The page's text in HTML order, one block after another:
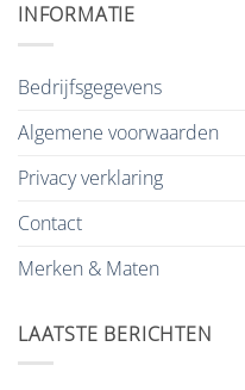
INFORMATIE
Bedrijfsgegevens
Algemene voorwaarden
Privacy verklaring
Contact
Merken & Maten
LAATSTE BERICHTEN